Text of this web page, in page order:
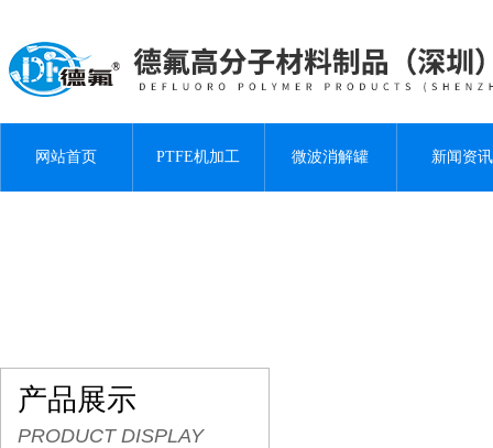
网站首页 PTFE机加工 微波消解罐 新闻资讯
产品展示
PRODUCT DISPLAY